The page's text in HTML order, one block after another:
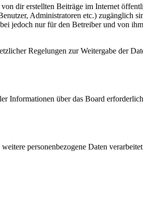
dir erstellten Beiträge im Internet
Administratoren etc.) zugänglich
jedoch nur für den Betreiber und von
Regelungen zur Weitergabe der
Informationen über das Board
personenbezogene Daten